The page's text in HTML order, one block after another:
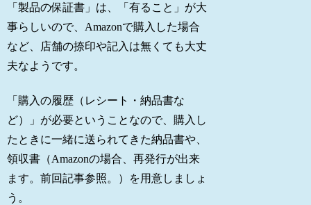
「製品の保証書」は、「有ること」が大
事らしいので、Amazonで購入した場合
など、店舗の捺印や記入は無くても大丈
夫なようです。
「購入の履歴（レシート・納品書な
ど）」が必要ということなので、購入し
たときに一緒に送られてきた納品書や、
領収書（Amazonの場合、再発行が出来
ます。前回記事参照。）を用意しましょ
う。